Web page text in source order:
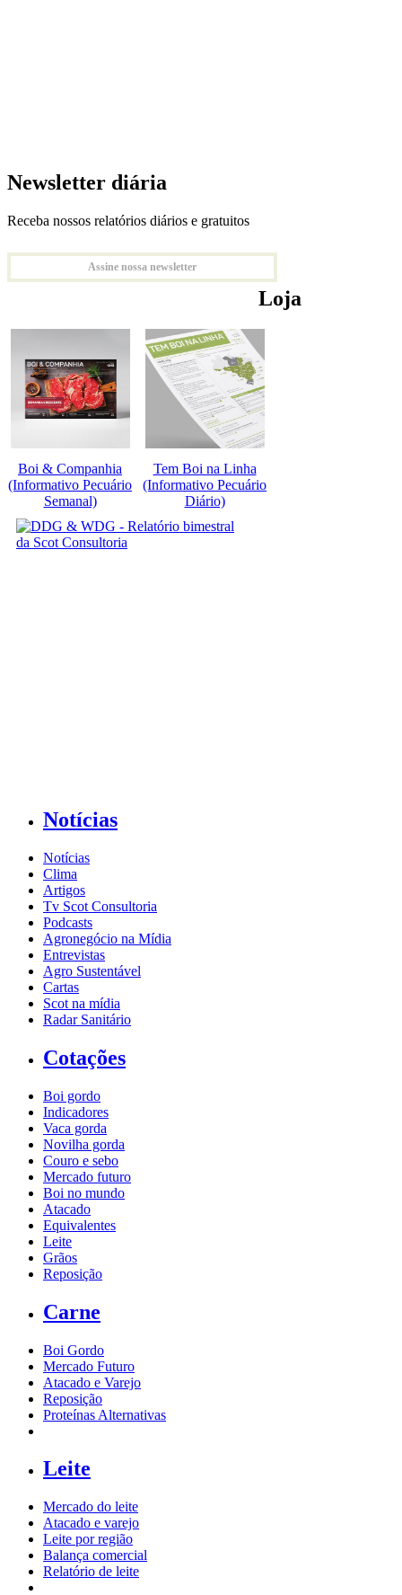
Newsletter diária
Receba nossos relatórios diários e gratuitos
Assine nossa newsletter
Loja
Boi & Companhia
(Informativo Pecuário
Semanal)
Tem Boi na Linha
(Informativo Pecuário
Diário)
Notícias
Notícias
Clima
Artigos
Tv Scot Consultoria
Podcasts
Agronegócio na Mídia
Entrevistas
Agro Sustentável
Cartas
Scot na mídia
Radar Sanitário
Cotações
Boi gordo
Indicadores
Vaca gorda
Novilha gorda
Couro e sebo
Mercado futuro
Boi no mundo
Atacado
Equivalentes
Leite
Grãos
Reposição
Carne
Boi Gordo
Mercado Futuro
Atacado e Varejo
Reposição
Proteínas Alternativas
Leite
Mercado do leite
Atacado e varejo
Leite por região
Balança comercial
Relatório de leite